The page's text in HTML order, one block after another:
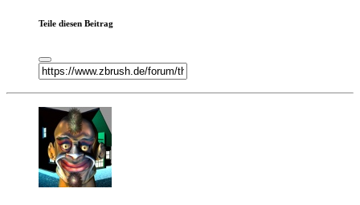
Teile diesen Beitrag